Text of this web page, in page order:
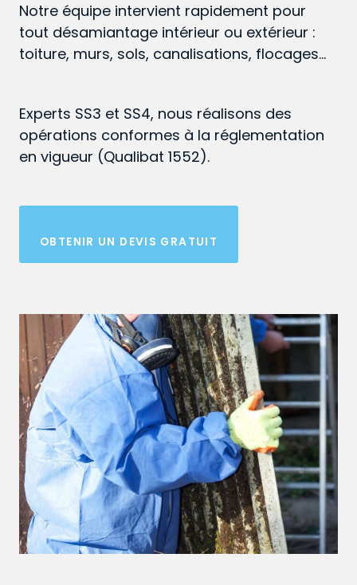
Notre équipe intervient rapidement pour
tout désamiantage intérieur ou extérieur :
toiture, murs, sols, canalisations, flocages…
Experts SS3 et SS4, nous réalisons des
opérations conformes à la réglementation
en vigueur (Qualibat 1552).
OBTENIR UN DEVIS GRATUIT